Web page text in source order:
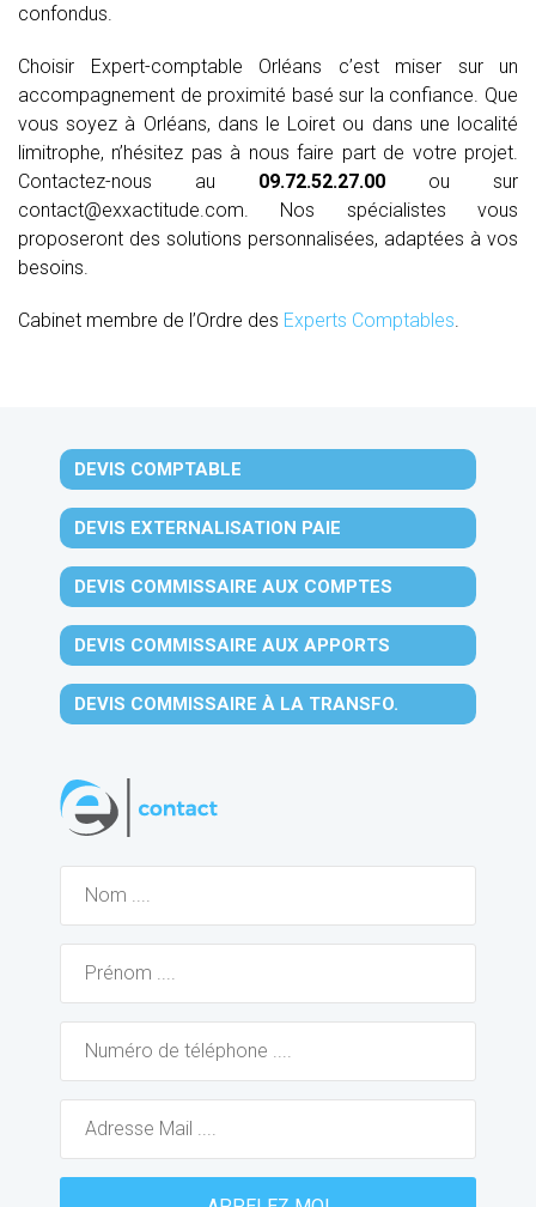
confondus.
Choisir Expert-comptable Orléans c’est miser sur un
accompagnement de proximité basé sur la confiance. Que
vous soyez à Orléans, dans le Loiret ou dans une localité
limitrophe, n’hésitez pas à nous faire part de votre projet.
Contactez-nous au 09.72.52.27.00 ou sur
contact@exxactitude.com. Nos spécialistes vous
proposeront des solutions personnalisées, adaptées à vos
besoins.
Cabinet membre de l’Ordre des Experts Comptables
DEVIS COMPTABLE
DEVIS EXTERNALISATION PAIE
DEVIS COMMISSAIRE AUX COMPTES
DEVIS COMMISSAIRE AUX APPORTS
DEVIS COMMISSAIRE À LA TRANSFO.